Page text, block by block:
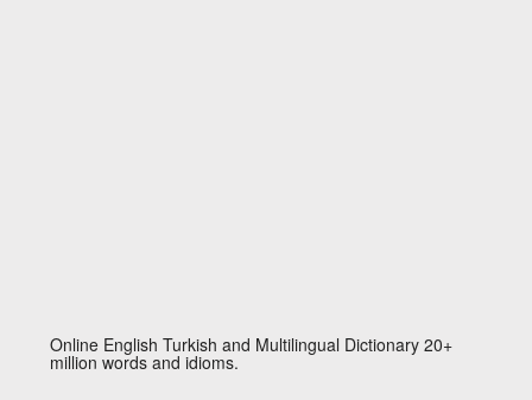
Online English Turkish and Multilingual Dictionary 20+
million words and idioms.